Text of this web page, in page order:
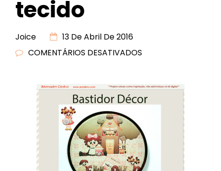
tecido
Joice
13 De Abril De 2016
COMENTÁRIOS DESATIVADOS
DIGITAL
ARMAZÉM
E
TUTORIAL
DE